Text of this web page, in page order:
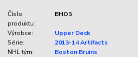
Číslo
produktu:
BHO3
Výrobce:
Upper Deck
Série:
2013-14 Artifacts
NHL tým:
Boston Bruins